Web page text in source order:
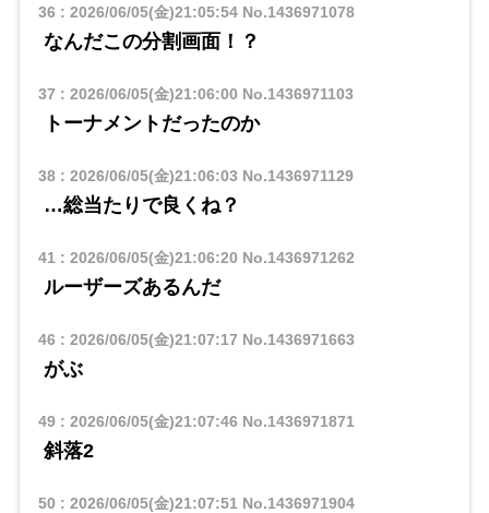
36 : 2026/06/05(金)21:05:54No.1436971078
なんだこの分割画面！？
37 : 2026/06/05(金)21:06:00 No.1436971103
トーナメントだったのか
38: 2026/06/05(金)21:06:03 No.1436971129
…総当たりで良くね？
41 : 2026/06/05(金)21:06:20 No.1436971262
ルーザーズあるんだ
46 : 2026/06/05(金)21:07:17 No.1436971663
がぶ
49: 2026/06/05(金)21:07:46 No.1436971871
斜落2
50 : 2026/06/05(金)21:07:51 No.1436971904